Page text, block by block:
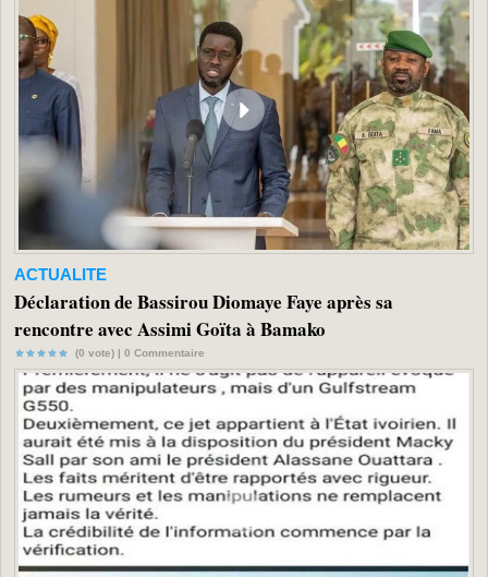
ACTUALITE
Déclaration de Bassirou Diomaye Faye après sa
rencontre avec Assimi Goïta à Bamako
(0 vote) | 0 Commentaire